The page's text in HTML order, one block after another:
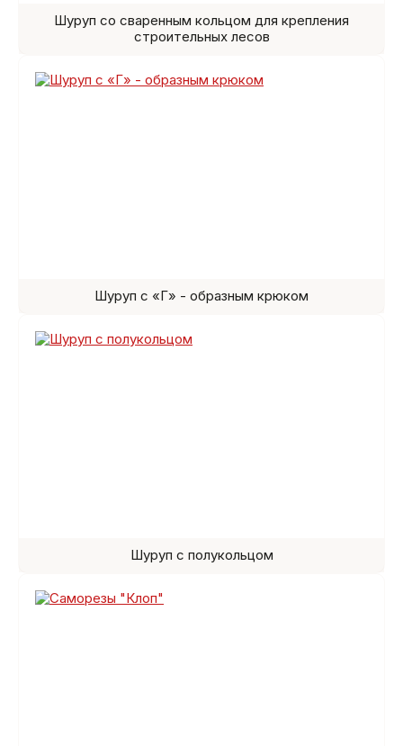
Шуруп со сваренным кольцом для крепления
строительных лесов
Шуруп с «Г» - образным крюком
Шуруп с полукольцом